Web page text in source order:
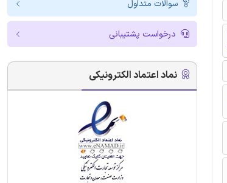
سوالات متداول
درخواست پشتیبانی
نماد اعتماد الکترونیکی